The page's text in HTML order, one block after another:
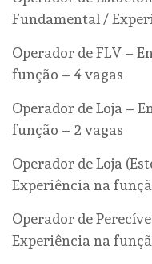
Fundamental /
Operador de FLV –
função – 4 vagas
Operador de Loja –
função – 2 vagas
Operador de Loja
Experiência na
Operador de
Experiência na